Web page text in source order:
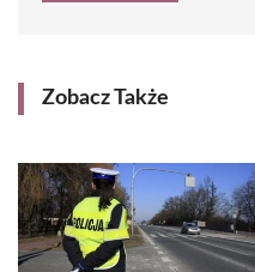
Zobacz Także